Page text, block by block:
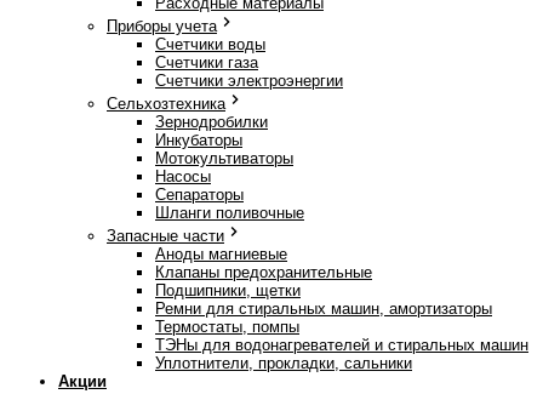
Приборы учета
Счетчики воды
Счетчики газа
Счетчики электроэнергии
Сельхозтехника
Зернодробилки
Инкубаторы
Мотокультиваторы
Насосы
Сепараторы
Шланги поливочные
Запасные части
Аноды магниевые
Клапаны предохранительные
Подшипники, щетки
Ремни для стиральных машин, амортизаторы
Термостаты, помпы
ТЭНы для водонагревателей и стиральных машин
Уплотнители, прокладки, сальники
Акции